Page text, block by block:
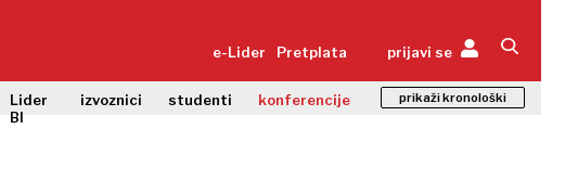
e-Lider Pretplata prijavi se
Lider
BI
izvoznici studenti konferencije prikaži kronološki